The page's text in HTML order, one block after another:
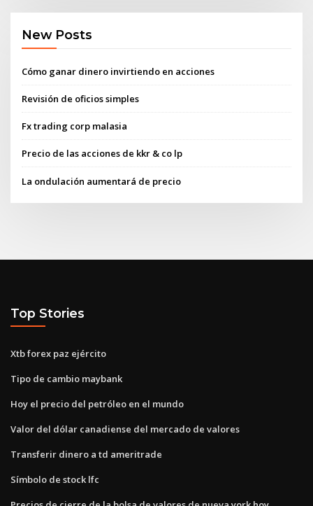
New Posts
Cómo ganar dinero invirtiendo en acciones
Revisión de oficios simples
Fx trading corp malasia
Precio de las acciones de kkr & co lp
La ondulación aumentará de precio
Top Stories
Xtb forex paz ejército
Tipo de cambio maybank
Hoy el precio del petróleo en el mundo
Valor del dólar canadiense del mercado de valores
Transferir dinero a td ameritrade
Símbolo de stock lfc